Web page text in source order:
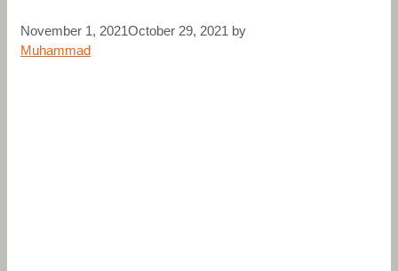
November 1, 2021October 29, 2021 by
Muhammad